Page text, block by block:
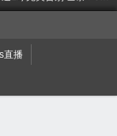
直播